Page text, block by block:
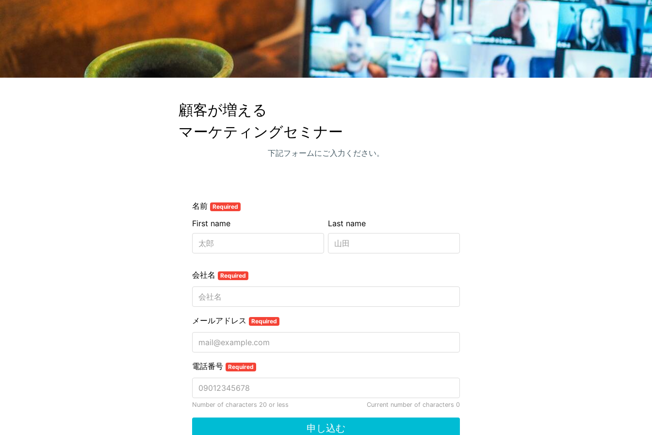
顧客が増える
マーケティングセミナー
下記フォームにご入力ください。
名前 Required
Last name
First name
会社名 Required
メールアドレス Required
電話番号 Required
Number of characters 20 or less Current number of characters 0
申し込む